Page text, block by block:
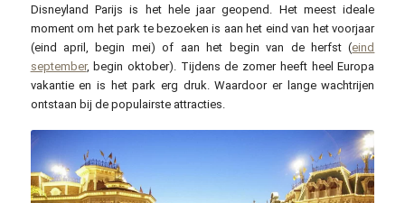
Disneyland Parijs is het hele jaar geopend. Het meest ideale
moment om het park te bezoeken is aan het eind van het voorjaar
(eind april, begin mei) of aan het begin van de herfst (eind
september, begin oktober). Tijdens de zomer heeft heel Europa
vakantie en is het park erg druk. Waardoor er lange wachtrijen
ontstaan bij de populairste attracties.